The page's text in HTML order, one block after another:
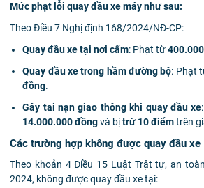
Mức phạt lỗi quay đầu xe máy như sau:
Theo Điều 7 Nghị định 168/2024/NĐ-CP:
Quay đầu xe tại nơi cấm: Phạt từ
Quay đầu xe trong hầm đường bộ: Phạt
đồng.
Gây tai nạn giao thông khi quay đầu xe
14.000.000 đồngvà bịtrừ 10 điểmtrên
Các trường hợp không được quay đầu xe
Theo khoản 4 Điều 15 Luật Trật tự, an
2024, không được quay đầu xe tại: